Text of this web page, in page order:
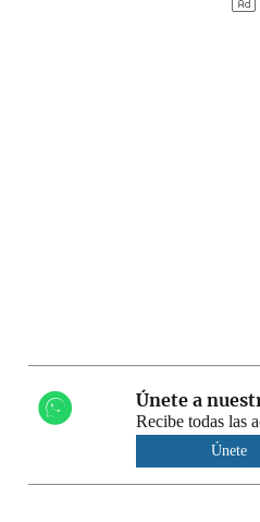
Únete a
Recibe todas las
Únete